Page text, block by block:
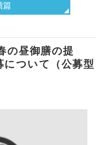
篇
の昼御膳の提
について（公募型